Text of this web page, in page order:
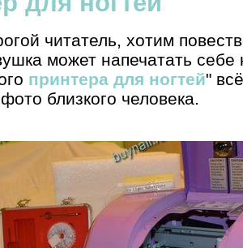
читатель, хотим
может напечатать
принтера для ногтей"
близкого человека.